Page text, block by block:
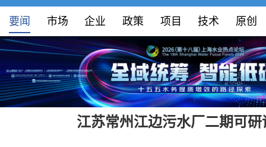
要闻 市场 企业 政策 项目 技术 原创
江苏常州江边污水厂二期可